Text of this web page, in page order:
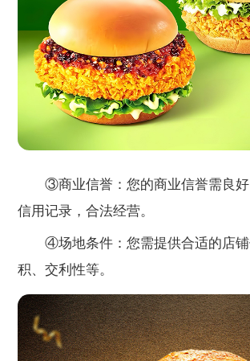
③商业信誉：您的商业信誉需良好
信用记录，合法经营。
④场地条件：您需提供合适的店铺
积、交利性等。